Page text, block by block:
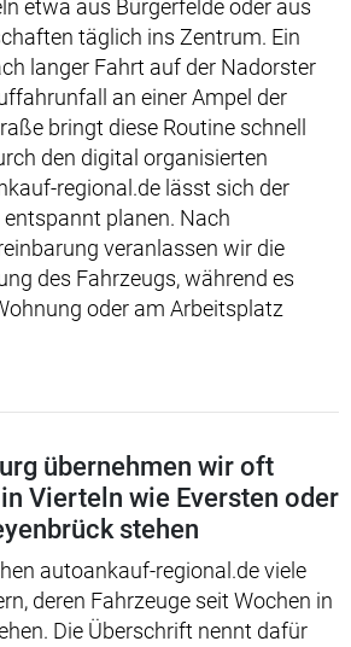
etwa aus Bürgerfelde oder aus
täglich ins Zentrum. Ein
langer Fahrt auf der Nadorster
an einer Ampel der
bringt diese Routine schnell
den digital organisierten
regional.de lässt sich der
planen. Nach
veranlassen wir die
des Fahrzeugs, während es
oder am Arbeitsplatz
übernehmen wir oft
Vierteln wie Eversten oder
stehen
autoankauf-regional.de viele
deren Fahrzeuge seit Wochen in
Die Überschrift nennt dafür